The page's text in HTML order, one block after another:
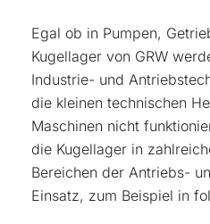
Egal ob in Pumpen,
Kugellager von GRW
Industrie- und
die kleinen technischen
Maschinen nicht
die Kugellager in
Bereichen der Antriebs-
Einsatz, zum Beispiel in